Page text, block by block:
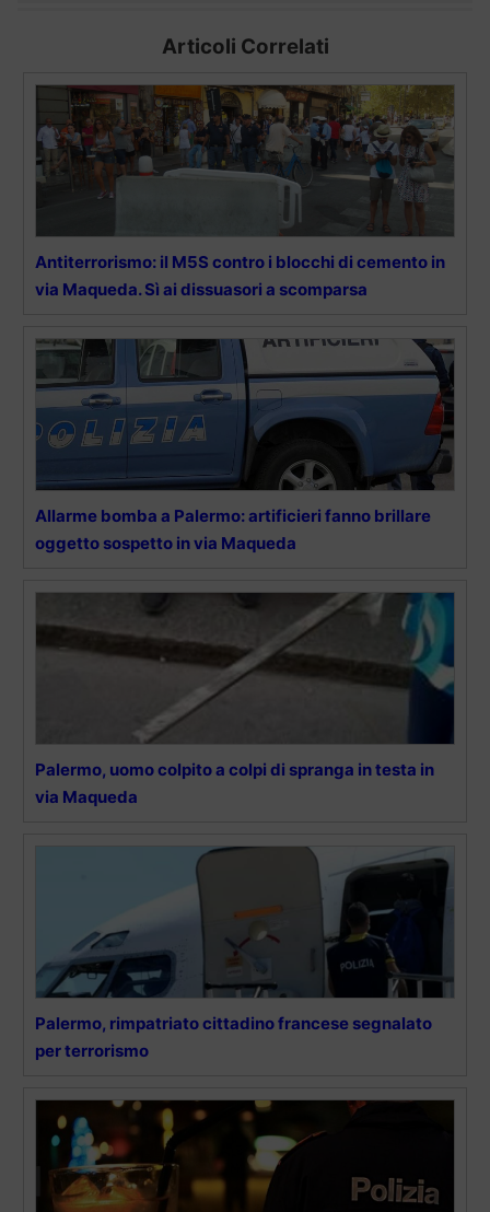
Articoli Correlati
Antiterrorismo: il M5S contro i blocchi di cemento in
via Maqueda. Sì ai dissuasori a scomparsa
Allarme bomba a Palermo: artificieri fanno brillare
oggetto sospetto in via Maqueda
Palermo, uomo colpito a colpi di spranga in testa in
via Maqueda
Palermo, rimpatriato cittadino francese segnalato
per terrorismo